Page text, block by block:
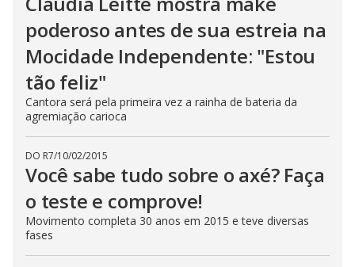
poderoso antes de sua estreia na
Mocidade Independente: "Estou
tão feliz"
Cantora será pela primeira vez a rainha de bateria da
agremiação carioca
DO R7/10/02/2015
Você sabe tudo sobre o axé? Faça
o teste e comprove!
Movimento completa 30 anos em 2015 e teve diversas
fases